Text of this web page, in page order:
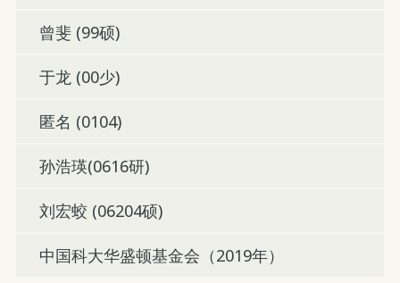
曾斐 (99硕)
于龙 (00少)
匿名 (0104)
孙浩瑛(0616研)
刘宏蛟 (06204硕)
中国科大华盛顿基金会（2019年）